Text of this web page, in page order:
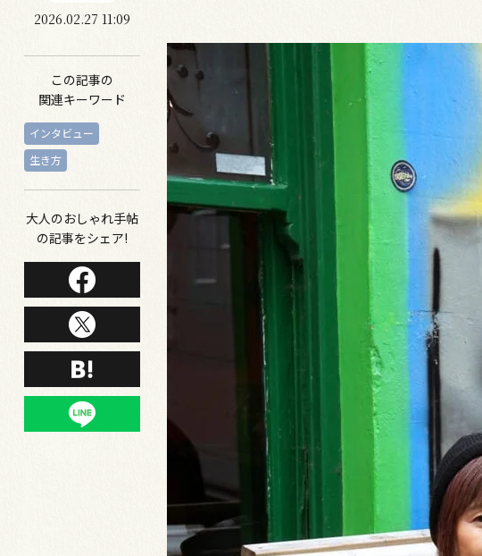
2026.02.27 11:09
この記事の
関連キーワード
インタビュー
生き方
大人のおしゃれ手帖
の記事をシェア!